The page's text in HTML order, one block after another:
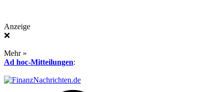
Anzeige
❌
Mehr »
Ad hoc-Mitteilungen: